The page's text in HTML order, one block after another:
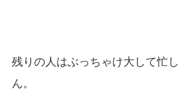
残りの人はぶっちゃけ大して忙
ん。